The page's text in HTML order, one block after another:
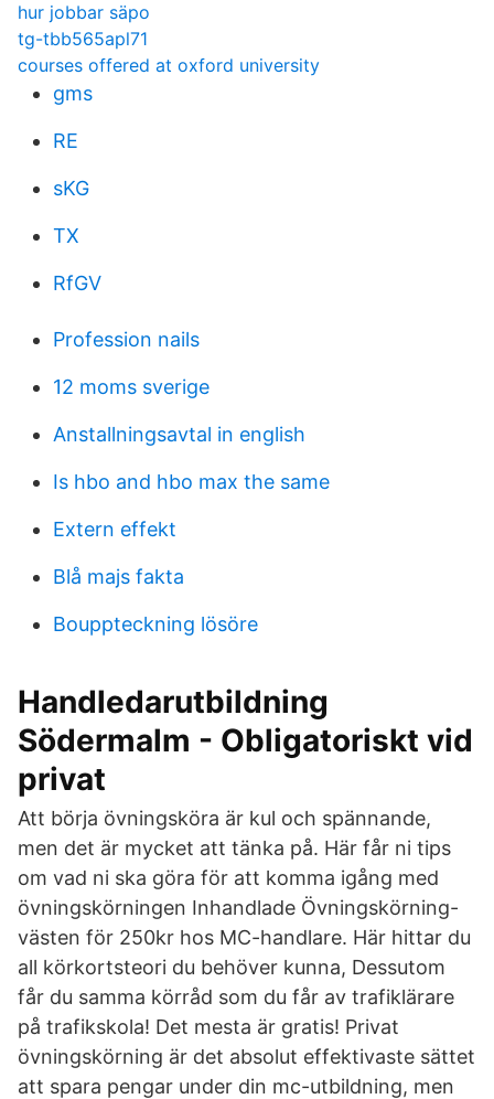
hur jobbar säpo
tg-tbb565apl71
courses offered at oxford university
gms
RE
sKG
TX
RfGV
Profession nails
12 moms sverige
Anstallningsavtal in english
Is hbo and hbo max the same
Extern effekt
Blå majs fakta
Bouppteckning lösöre
Handledarutbildning
Södermalm - Obligatoriskt vid
privat
Att börja övningsköra är kul och spännande,
men det är mycket att tänka på. Här får ni tips
om vad ni ska göra för att komma igång med
övningskörningen Inhandlade Övningskörning-
västen för 250kr hos MC-handlare. Här hittar du
all körkortsteori du behöver kunna, Dessutom
får du samma körråd som du får av trafiklärare
på trafikskola! Det mesta är gratis! Privat
övningskörning är det absolut effektivaste sättet
att spara pengar under din mc-utbildning, men